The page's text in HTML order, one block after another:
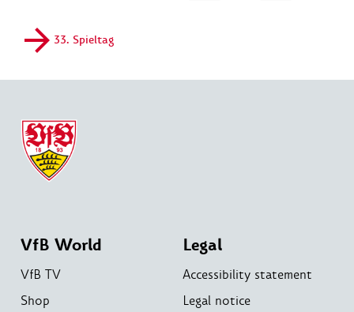
33. Spieltag
VfB World
VfB TV
Shop
Legal
Accessibility statement
Legal notice